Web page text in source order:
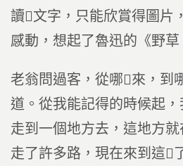
讀文字，只能欣賞得圖片
感動，想起了魯迅的《野
老翁問過客，從哪來，到
道。從我能記得的時候起
走到一個地方去，這地方
走了許多路，現在來到這